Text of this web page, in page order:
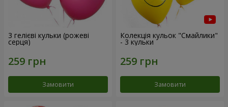
3 гелієві кульки (рожеві
серця)
Замовити
Колекція кульок "Смайлики"
- 3 кульки
Замовити